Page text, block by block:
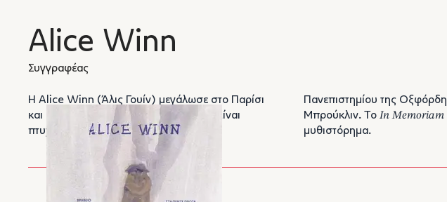
Alice Winn
Συγγραφέας
Η Alice Winn (Άλις Γουίν) μεγάλωσε στο Παρίσι
και σπούδασε στο Ηνωμένο Βασίλειο. Είναι
πτυχιούχος Αγγλικής Λογοτεχνίας του
Πανεπιστημίου της Οξφόρδης. Ζει στο
Μπρούκλιν. Το In Memoriam
μυθιστόρημα.